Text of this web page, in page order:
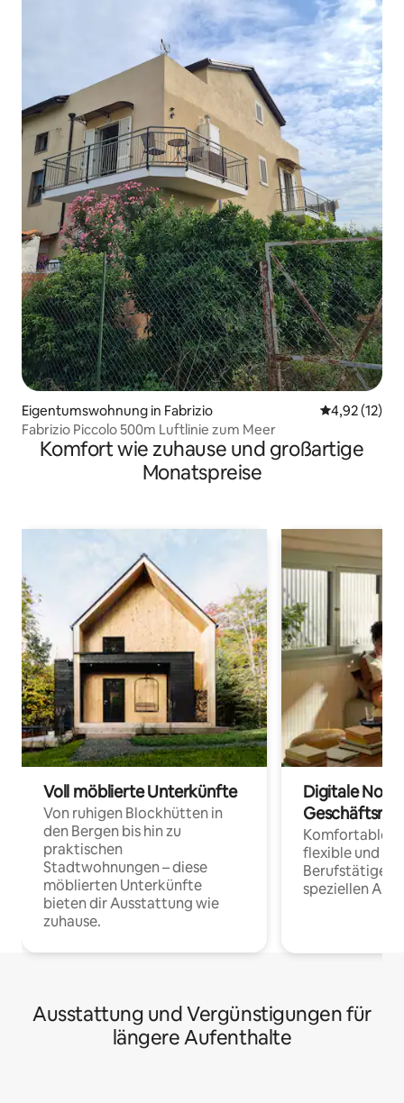
Eigentumswohnung in Fabrizio
4,92 (12)
Fabrizio Piccolo 500m Luftlinie zum Meer
Komfort wie zuhause und großartige
Monatspreise
Voll möblierte Unterkünfte
Von ruhigen Blockhütten in
den Bergen bis hin zu
praktischen
Stadtwohnungen – diese
möblierten Unterkünfte
bieten dir Ausstattung wie
zuhause.
Digitale
Komfortable
flexible und
Berufstätige
speziellen
Ausstattung und Vergünstigungen für
längere Aufenthalte